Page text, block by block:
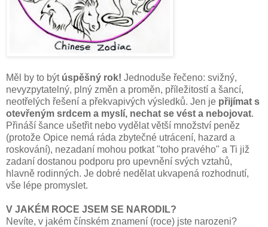
Měl by to být úspěšný rok! Jednoduše řečeno: svižný,
nevyzpytatelný, plný změn a proměn, příležitostí a šancí,
neotřelých řešení a překvapivých výsledků. Jen je přijímat s
otevřeným srdcem a myslí, nechat se vést a nebojovat.
Přináší šance ušetřit nebo vydělat větší množství peněz
(protože Opice nemá ráda zbytečné utrácení, hazard a
roskování), nezadaní mohou potkat "toho pravého" a Ti již
zadaní dostanou podporu pro upevnění svých vztahů,
hlavně rodinných. Je dobré nedělat ukvapená rozhodnutí,
vše lépe promyslet.
V JAKÉM ROCE JSEM SE NARODIL?
Nevíte, v jakém čínském znamení (roce) jste narozeni?